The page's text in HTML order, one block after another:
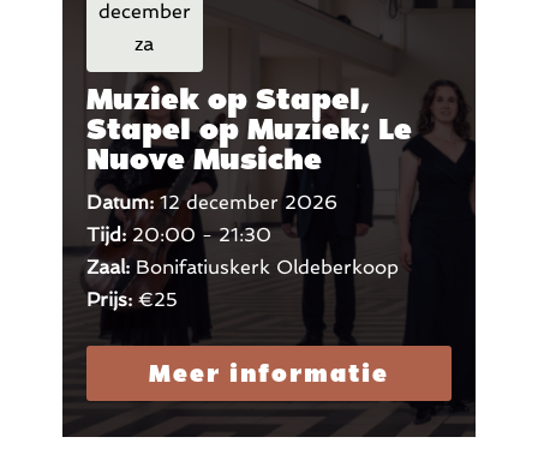
december
za
Muziek op Stapel,
Stapel op Muziek; Le
Nuove Musiche
Datum: 12 december 2026
Tijd:20:00 - 21:30
Zaal: Bonifatiuskerk Oldeberkoop
Prijs: €25
Meer informatie